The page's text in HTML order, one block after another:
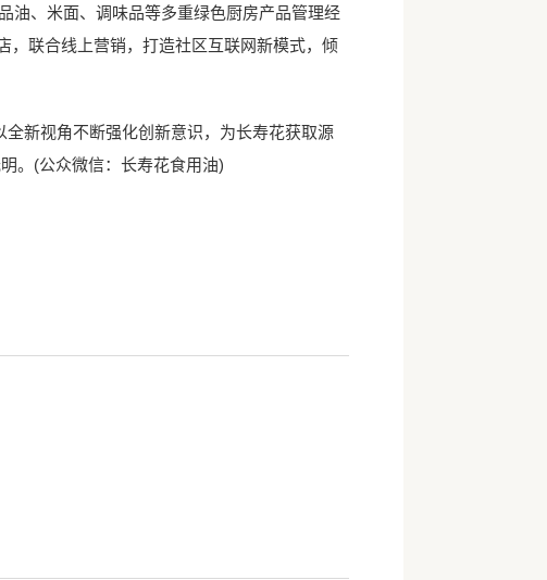
、米面、调味品等多重绿色厨房产品管理经
，联合线上营销，打造社区互联网新模式，倾
新视角不断强化创新意识，为长寿花获取源
。(公众微信：长寿花食用油)